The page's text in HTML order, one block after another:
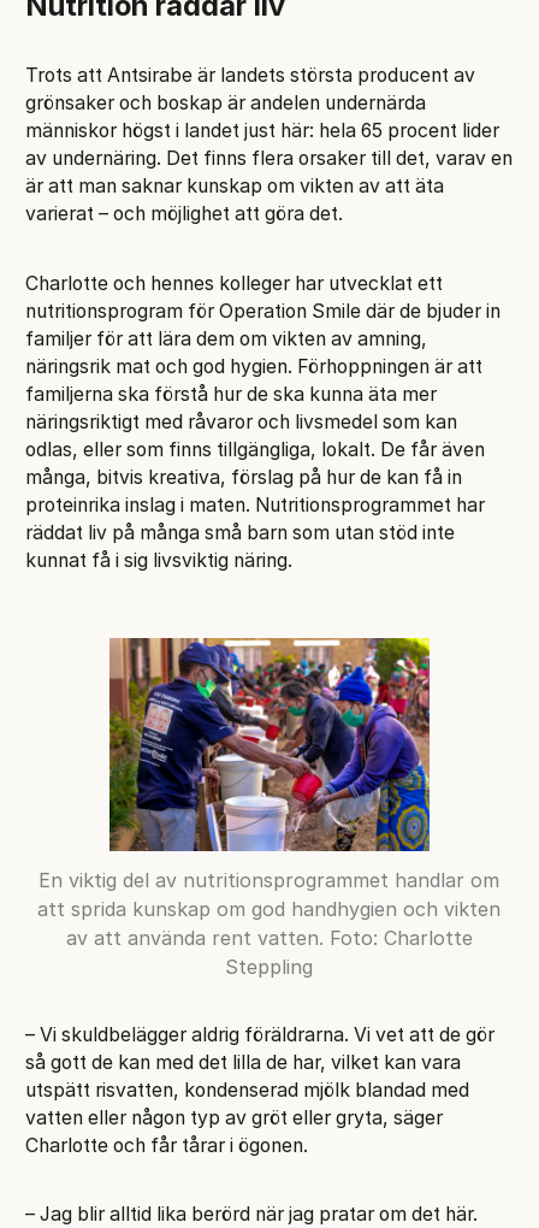
Trots att Antsirabe är landets största producent av
grönsaker och boskap är andelen undernärda
människor högst i landet just här: hela 65 procent lider
av undernäring. Det finns flera orsaker till det, varav en
är att man saknar kunskap om vikten av att äta
varierat – och möjlighet att göra det.
Charlotte och hennes kolleger har utvecklat ett
nutritionsprogram för Operation Smile där de bjuder in
familjer för att lära dem om vikten av amning,
näringsrik mat och god hygien. Förhoppningen är att
familjerna ska förstå hur de ska kunna äta mer
näringsriktigt med råvaror och livsmedel som kan
odlas, eller som finns tillgängliga, lokalt. De får även
många, bitvis kreativa, förslag på hur de kan få in
proteinrika inslag i maten. Nutritionsprogrammet har
räddat liv på många små barn som utan stöd inte
kunnat få i sig livsviktig näring.
En viktig del av nutritionsprogrammet handlar om
att sprida kunskap om god handhygien och vikten
av att använda rent vatten. Foto: Charlotte
Steppling
– Vi skuldbelägger aldrig föräldrarna. Vi vet att de gör
så gott de kan med det lilla de har, vilket kan vara
utspätt risvatten, kondenserad mjölk blandad med
vatten eller någon typ av gröt eller gryta, säger
Charlotte och får tårar i ögonen.
– Jag blir alltid lika berörd när jag pratar om det här.